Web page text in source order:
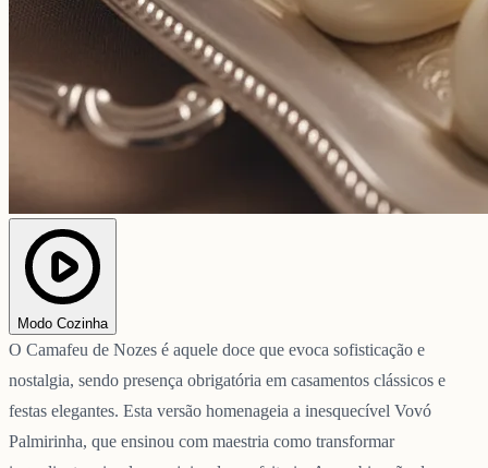
Modo Cozinha
O Camafeu de Nozes é aquele doce que evoca sofisticação e
nostalgia, sendo presença obrigatória em casamentos clássicos e
festas elegantes. Esta versão homenageia a inesquecível Vovó
Palmirinha, que ensinou com maestria como transformar